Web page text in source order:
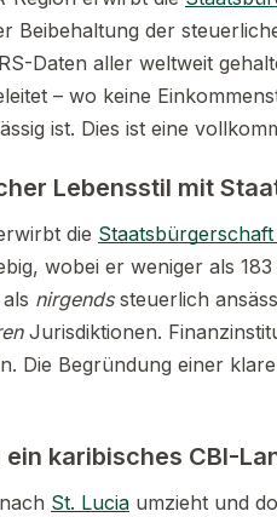
Beibehaltung der
Daten aller weltweit
– wo keine
ist. Dies ist eine
Lebensstil mit
die
wobei er weniger als
nirgendssteuerlich
Jurisdiktionen.
Die Begründung einer
karibisches CBI-
St. Lucia umzieht und